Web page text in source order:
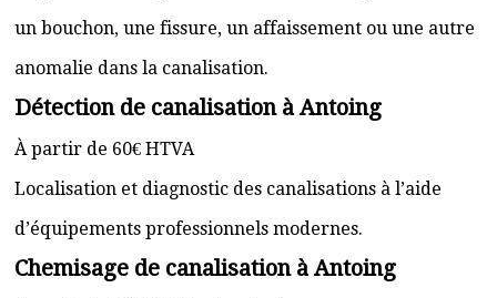
un bouchon, une fissure, un affaissement ou une autre
anomalie dans la canalisation.
Détection de canalisation à Antoing
À partir de 60€ HTVA
Localisation et diagnostic des canalisations à l’aide
d’équipements professionnels modernes.
Chemisage de canalisation à Antoing